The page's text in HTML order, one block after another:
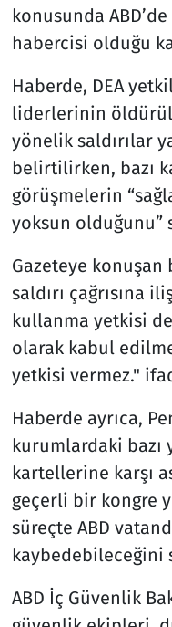
konusunda
habercisi olduğu
Haberde, DEA
liderlerinin
yönelik saldırılar
belirtilirken, bazı
görüşmelerin
yoksun olduğunu”
Gazeteye konuşan
saldırı çağrısına
kullanma yetkisi
olarak kabul
yetkisi vermez."
Haberde ayrıca,
kurumlardaki
kartellerine karşı
geçerli bir kongre
süreçte ABD
kaybedebileceğini
ABD İç Güvenlik